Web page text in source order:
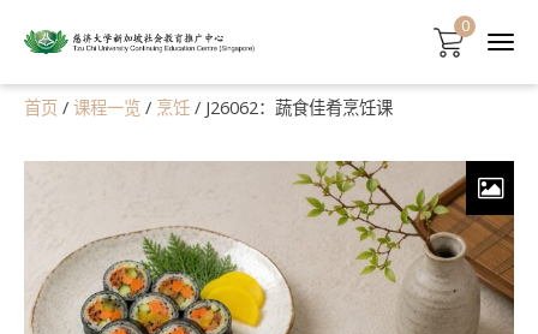
0
首页 / 课程一览 / 烹饪 / J26062：蔬食佳肴烹饪课